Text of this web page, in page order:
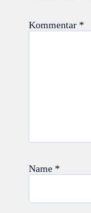
Kommentar *
Name *